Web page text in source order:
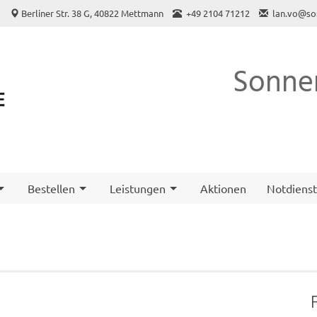
Berliner Str. 38 G, 40822 Mettmann +49 2104 71212
Bestellen Leistungen Aktionen Notdienst